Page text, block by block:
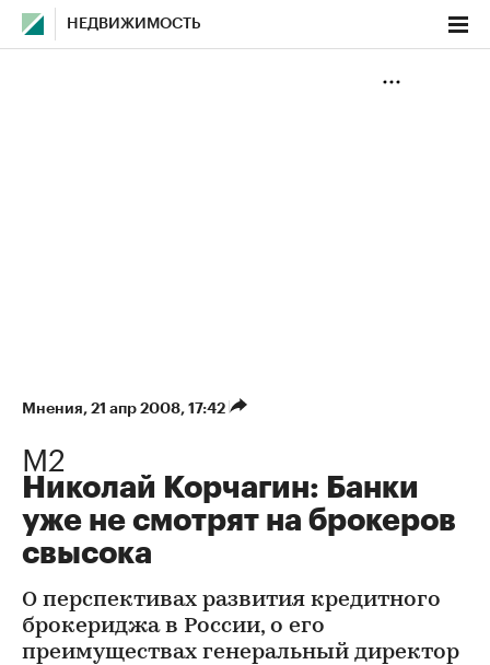
НЕДВИЖИМОСТЬ
Мнения⁠, 21 апр 2008, 17:42
М2
Николай Корчагин: Банки
уже не смотрят на брокеров
свысока
О перспективах развития кредитного
брокериджа в России, о его
преимуществах генеральный директор